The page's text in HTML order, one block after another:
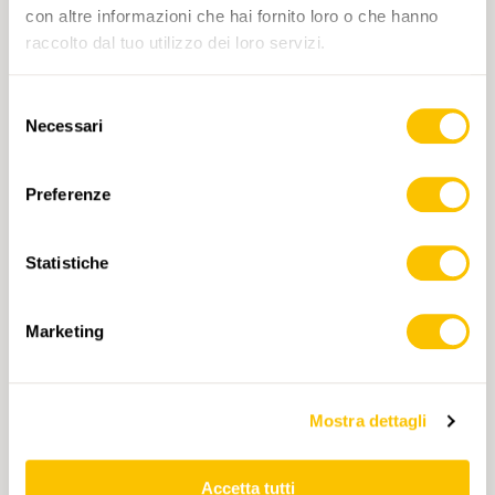
con altre informazioni che hai fornito loro o che hanno
raccolto dal tuo utilizzo dei loro servizi.
delNecessari
Preferenze
Statistiche
Marketing
Mostra dettagli
Accetta tutti
COMPLEANNO
Verifica Anti-Robot